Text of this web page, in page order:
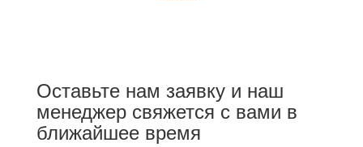
Оставьте нам заявку и наш
менеджер свяжется с вами в
ближайшее время